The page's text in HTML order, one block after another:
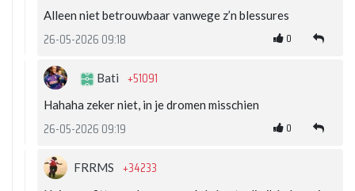
Alleen niet betrouwbaar vanwege z’n blessures
26-05-2026 09:18 0
Bati +51091
Hahaha zeker niet, in je dromen misschien
26-05-2026 09:19 0
FRRMS +34233